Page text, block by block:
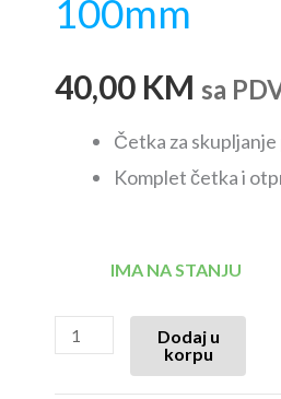
100mm
40,00 KM sa
Četka za
Komplet četka i
IMA NA STANJU
količina
Dodaj u
korpu